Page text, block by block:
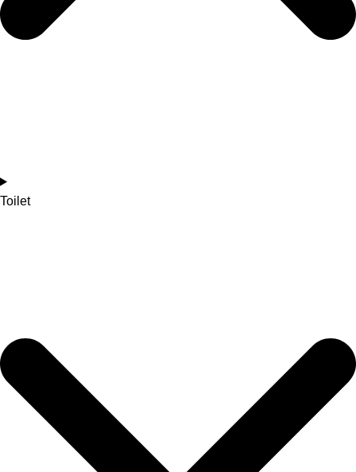
Toilet